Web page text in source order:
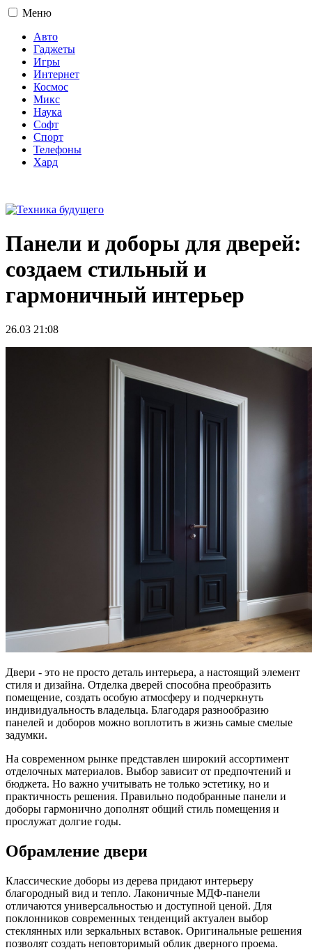
Меню
Авто
Гаджеты
Игры
Интернет
Космос
Микс
Наука
Софт
Спорт
Телефоны
Хард
Панели и доборы для дверей:
создаем стильный и
гармоничный интерьер
26.03 21:08
Двери - это не просто деталь интерьера, а настоящий элемент
стиля и дизайна. Отделка дверей способна преобразить
помещение, создать особую атмосферу и подчеркнуть
индивидуальность владельца. Благодаря разнообразию
панелей и доборов можно воплотить в жизнь самые смелые
задумки.
На современном рынке представлен широкий ассортимент
отделочных материалов. Выбор зависит от предпочтений и
бюджета. Но важно учитывать не только эстетику, но и
практичность решения. Правильно подобранные панели и
доборы гармонично дополнят общий стиль помещения и
прослужат долгие годы.
Обрамление двери
Классические доборы из дерева придают интерьеру
благородный вид и тепло. Лаконичные МДФ-панели
отличаются универсальностью и доступной ценой. Для
поклонников современных тенденций актуален выбор
стеклянных или зеркальных вставок. Оригинальные решения
позволят создать неповторимый облик дверного проема.